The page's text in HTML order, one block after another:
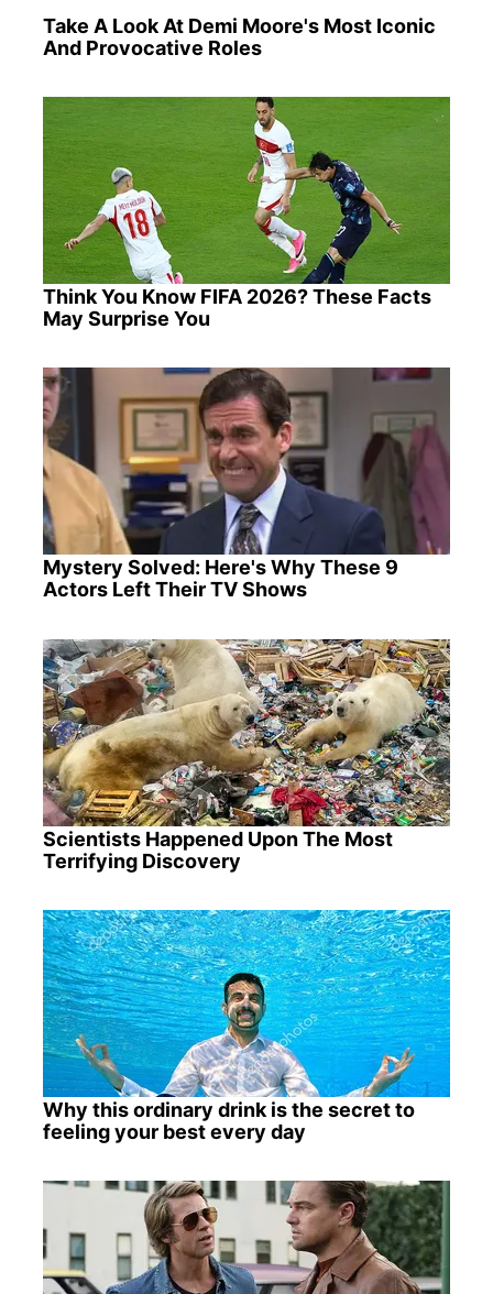
Take A Look At Demi Moore's Most Iconic
And Provocative Roles
Think You Know FIFA 2026? These Facts
May Surprise You
Mystery Solved: Here's Why These 9
Actors Left Their TV Shows
Scientists Happened Upon The Most
Terrifying Discovery
Why this ordinary drink is the secret to
feeling your best every day